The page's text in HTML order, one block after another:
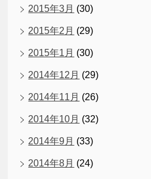
2015年3月 (30)
2015年2月 (29)
2015年1月 (30)
2014年12月 (29)
2014年11月 (26)
2014年10月 (32)
2014年9月 (33)
2014年8月 (24)